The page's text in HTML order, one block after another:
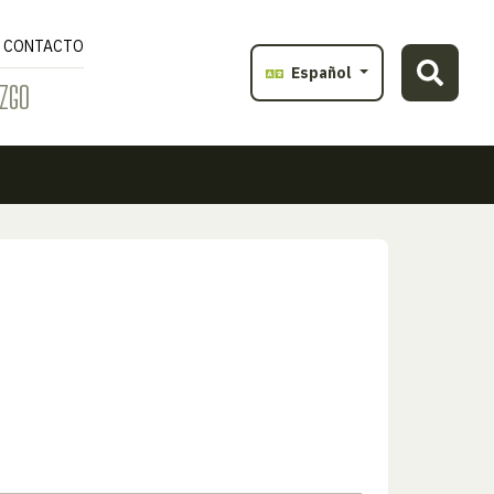
CONTACTO
Español